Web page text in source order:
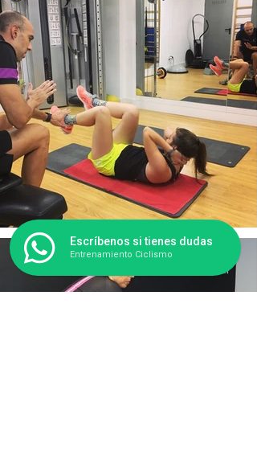
Escríbenos si tienes dudas
Entrenamiento Ciclismo